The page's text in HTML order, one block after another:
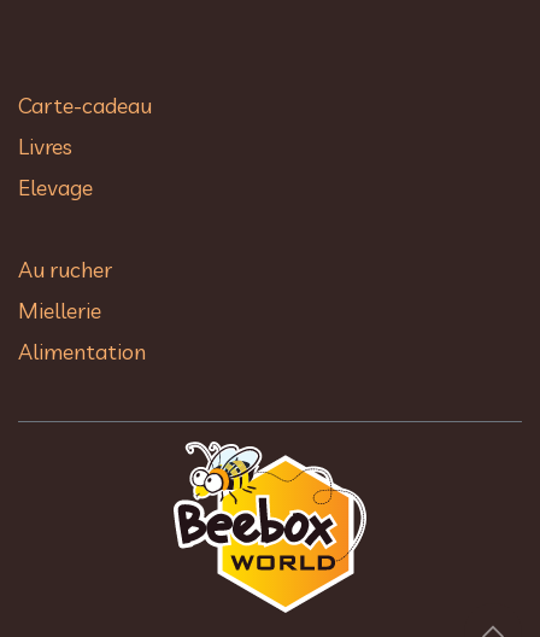
Carte-cadeau
Livres
Elevage
Au rucher​
Miellerie
Alimentation